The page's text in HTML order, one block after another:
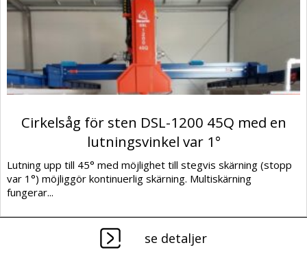
Cirkelsåg för sten DSL-1200 45Q med en
lutningsvinkel var 1°
Lutning upp till 45° med möjlighet till stegvis skärning (stopp
var 1°) möjliggör kontinuerlig skärning. Multiskärning
fungerar...
se detaljer